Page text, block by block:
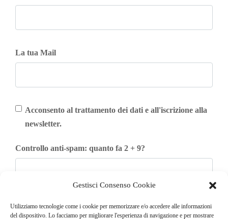
Gestisci Consenso Cookie
Utilizziamo tecnologie come i cookie per memorizzare e/o accedere alle informazioni
del dispositivo. Lo facciamo per migliorare l'esperienza di navigazione e per mostrare
La tua Mail
Acconsento al trattamento dei dati e all'iscrizione alla
newsletter.
Controllo anti-spam: quanto fa 2 + 9?
Iscriviti